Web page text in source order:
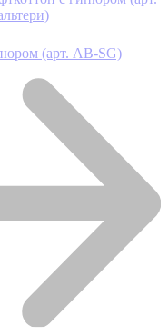
(арт. AB-SG)